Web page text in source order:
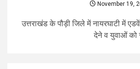
November 19,
उत्तराखंड के पौड़ी जिले में नायरघाटी में
देने व युवाओं को